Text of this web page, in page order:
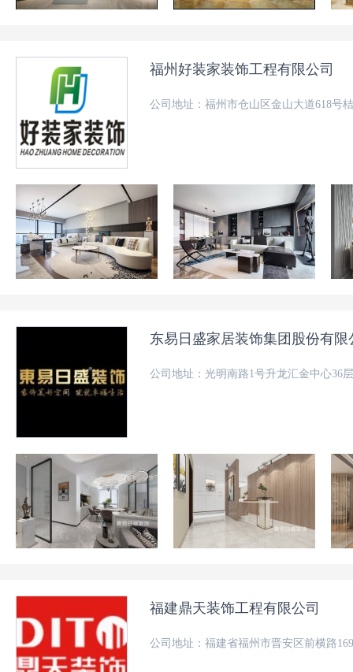
福州好装家装饰工程有限公司
公司地址：福州市仓山区金山大道618号
东易日盛家居装饰集团股份有
公司地址：光明南路1号升龙汇金中心36
福建鼎天装饰工程有限公司
公司地址：福建省福州市晋安区前横路